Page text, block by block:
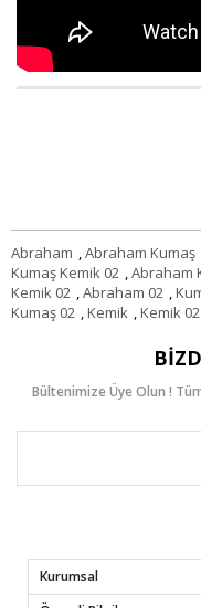
Abraham ,Abraham Kumaş
Kumaş Kemik 02 ,Abraham
Kemik 02 ,Abraham 02 ,
Kumaş 02 ,Kemik ,Kemik 02
Bültenimize Üye Olun !
Kurumsal